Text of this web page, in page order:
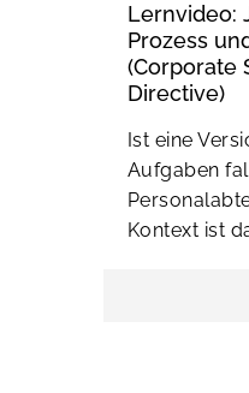
Lernvideo:
Prozess
(Corporate
Directive)
Ist eine
Aufgaben
Kontext ist